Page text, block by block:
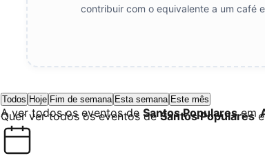
contribuir com o equivalente a um café
Todos Hoje Fim de semana Esta semana Este mês
A ver todos os eventos de Santos Popularesem
Quer ver todos os eventos deSantos Populares